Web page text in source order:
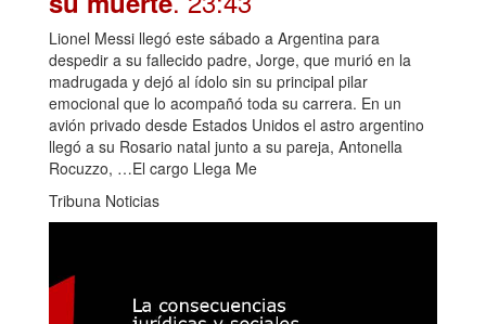
Lionel Messi llegó este sábado a Argentina para
despedir a su fallecido padre, Jorge, que murió en la
madrugada y dejó al ídolo sin su principal pilar
emocional que lo acompañó toda su carrera. En un
avión privado desde Estados Unidos el astro argentino
llegó a su Rosario natal junto a su pareja, Antonella
Rocuzzo, …El cargo Llega Me
Tribuna Noticias